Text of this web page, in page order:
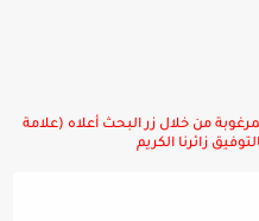
من خلال زر البحث أعلاه (علامة
زائرنا الكريم